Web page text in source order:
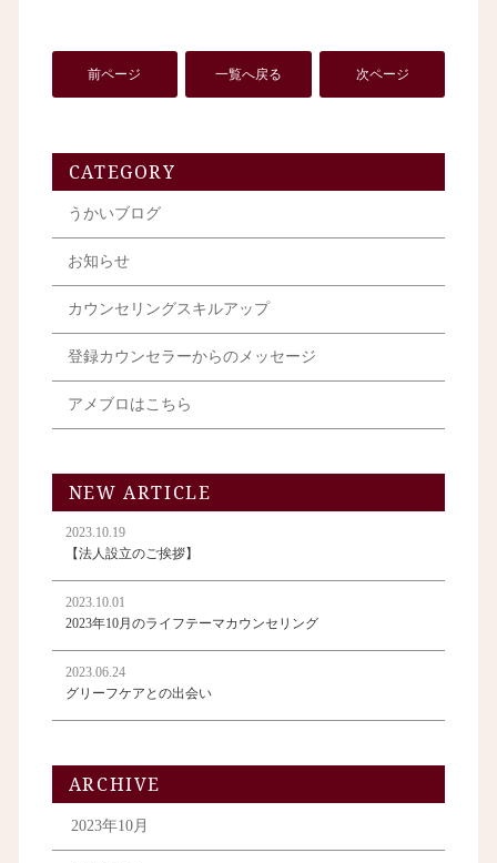
前ページ 一覧へ戻る 次ページ
CATEGORY
うかいブログ
お知らせ
カウンセリングスキルアップ
登録カウンセラーからのメッセージ
アメブロはこちら
NEW ARTICLE
2023.10.19
【法人設立のご挨拶】
2023.10.01
2023年10月のライフテーマカウンセリング
2023.06.24
グリーフケアとの出会い
ARCHIVE
2023年10月